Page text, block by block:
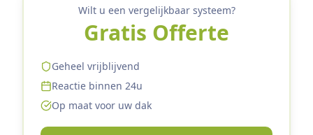
Wilt u een vergelijkbaar systeem?
Gratis Offerte
Geheel vrijblijvend
Reactie binnen 24u
Op maat voor uw dak